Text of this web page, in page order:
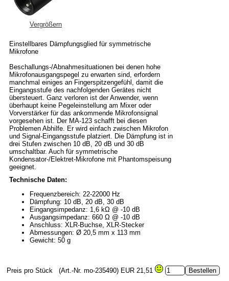
Vergrößern
Einstellbares Dämpfungsglied für symmetrische
Mikrofone
Beschallungs-/Abnahmesituationen bei denen hohe
Mikrofonausgangspegel zu erwarten sind, erfordern
manchmal einiges an Fingerspitzengefühl, damit die
Eingangsstufe des nachfolgenden Gerätes nicht
übersteuert. Ganz verloren ist der Anwender, wenn
überhaupt keine Pegeleinstellung am Mixer oder
Vorverstärker für das ankommende Mikrofonsignal
vorgesehen ist. Der MA-123 schafft bei diesen
Problemen Abhilfe. Er wird einfach zwischen Mikrofon
und Signal-Eingangsstufe platziert. Die Dämpfung ist in
drei Stufen zwischen 10 dB, 20 dB und 30 dB
umschaltbar. Auch für symmetrische
Kondensator-/Elektret-Mikrofone mit Phantomspeisung
geeignet.
Technische Daten:
Frequenzbereich: 22-22000 Hz
Dämpfung: 10 dB, 20 dB, 30 dB
Eingangsimpedanz: 1,6 kΩ @ -10 dB
Ausgangsimpedanz: 660 Ω @ -10 dB
Anschluss: XLR-Buchse, XLR-Stecker
Abmessungen: Ø 20,5 mm x 113 mm
Gewicht: 50 g
Preis pro Stück (Art.-Nr. mo-235490) EUR 21,51